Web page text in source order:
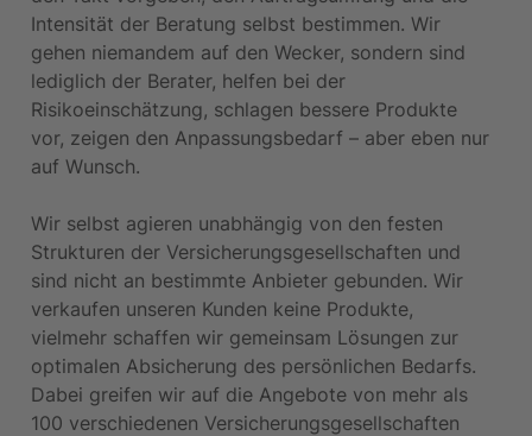
Intensität der Beratung selbst bestimmen. Wir
gehen niemandem auf den Wecker, sondern sind
lediglich der Berater, helfen bei der
Risikoeinschätzung, schlagen bessere Produkte
vor, zeigen den Anpassungsbedarf – aber eben nur
auf Wunsch.
Wir selbst agieren unabhängig von den festen
Strukturen der Versicherungsgesellschaften und
sind nicht an bestimmte Anbieter gebunden. Wir
verkaufen unseren Kunden keine Produkte,
vielmehr schaffen wir gemeinsam Lösungen zur
optimalen Absicherung des persönlichen Bedarfs.
Dabei greifen wir auf die Angebote von mehr als
100 verschiedenen Versicherungsgesellschaften